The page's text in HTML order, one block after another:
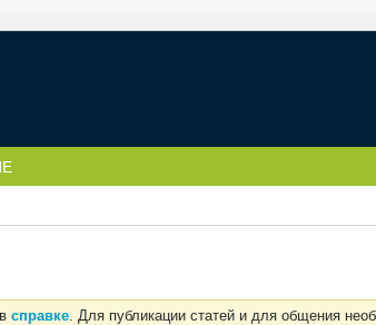
справке. Для публикации статей и для общения